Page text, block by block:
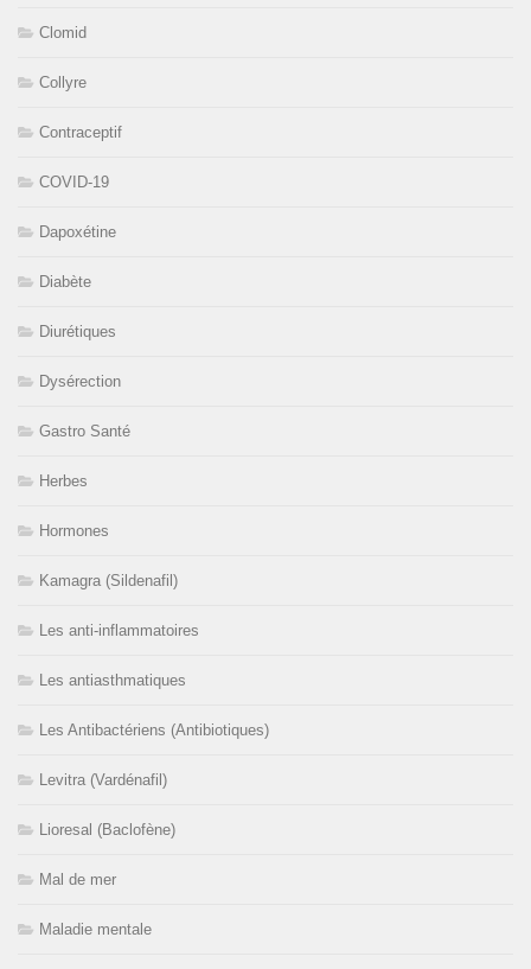
Clomid
Collyre
Contraceptif
COVID-19
Dapoxétine
Diabète
Diurétiques
Dysérection
Gastro Santé
Herbes
Hormones
Kamagra (Sildenafil)
Les anti-inflammatoires
Les antiasthmatiques
Les Antibactériens (Antibiotiques)
Levitra (Vardénafil)
Lioresal (Baclofène)
Mal de mer
Maladie mentale